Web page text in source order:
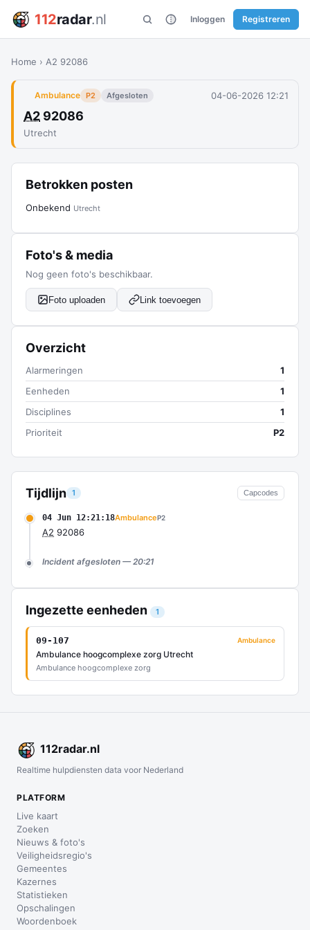
112radar.nl Inloggen Registreren
Home › A2 92086
Ambulance P2 Afgesloten 04-06-2026 12:21
A2 92086
Utrecht
Tijdlijn 1 Capcodes
04 Jun 12:21:18AmbulanceP2
A2 92086
Incident afgesloten — 20:21
Ingezette eenheden 1
09-107 Ambulance
Ambulance hoogcomplexe zorg Utrecht
Ambulance hoogcomplexe zorg
Betrokken posten
Onbekend Utrecht
Foto's & media
Nog geen foto's beschikbaar.
Foto uploaden Link toevoegen
Overzicht
Alarmeringen
1
Eenheden
1
Disciplines
1
Prioriteit
P2
112radar.nl
Realtime hulpdiensten data voor Nederland
PLATFORM
Live kaart
Zoeken
Nieuws & foto's
Veiligheidsregio's
Gemeentes
Kazernes
Statistieken
Opschalingen
Woordenboek